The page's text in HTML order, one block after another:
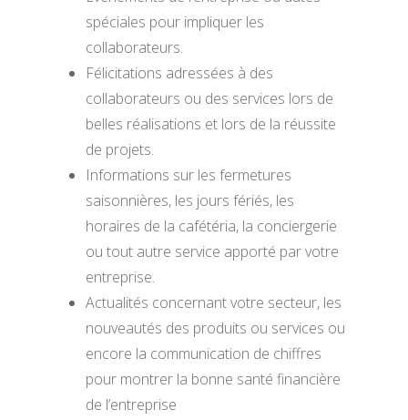
spéciales pour impliquer les
collaborateurs.
Félicitations adressées à des
collaborateurs ou des services lors de
belles réalisations et lors de la réussite
de projets.
Informations sur les fermetures
saisonnières, les jours fériés, les
horaires de la cafétéria, la conciergerie
ou tout autre service apporté par votre
entreprise.
Actualités concernant votre secteur, les
nouveautés des produits ou services ou
encore la communication de chiffres
pour montrer la bonne santé financière
de l’entreprise